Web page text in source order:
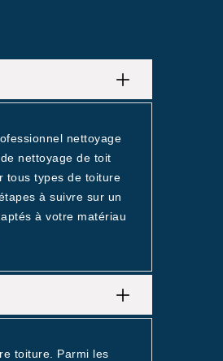
nettoyage
nettoyage de toit
tous types de toiture
à suivre sur un
à votre matériau
toiture. Parmi les